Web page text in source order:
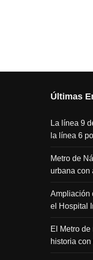
Últimas
La línea 9
la línea 6
Metro de
urbana con
Ampliación
el Hospital
El Metro
historia